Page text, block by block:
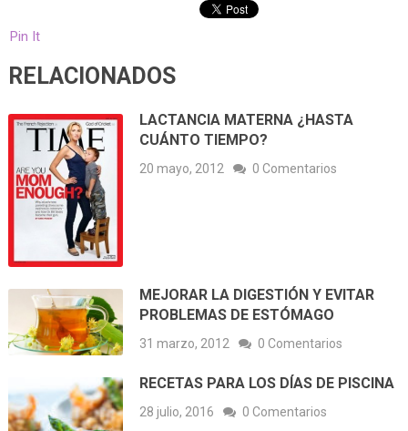
Pin It
RELACIONADOS
LACTANCIA MATERNA ¿HASTA
CUÁNTO TIEMPO?
20 mayo, 2012 0 Comentarios
MEJORAR LA DIGESTIÓN Y EVITAR
PROBLEMAS DE ESTÓMAGO
31 marzo, 2012 0 Comentarios
RECETAS PARA LOS DÍAS DE PISCINA
28 julio, 2016 0 Comentarios